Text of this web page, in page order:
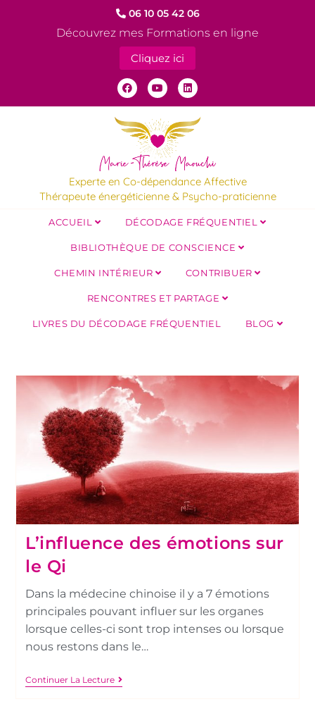
06 10 05 42 06
Découvrez mes Formations en ligne
Cliquez ici
Experte en Co-dépendance Affective
Thérapeute énergéticienne & Psycho-praticienne
ACCUEIL DÉCODAGE FRÉQUENTIEL
BIBLIOTHÈQUE DE CONSCIENCE
CHEMIN INTÉRIEUR CONTRIBUER
RENCONTRES ET PARTAGE
LIVRES DU DÉCODAGE FRÉQUENTIEL BLOG
L’influence des émotions sur
le Qi
Dans la médecine chinoise il y a 7 émotions
principales pouvant influer sur les organes
lorsque celles-ci sont trop intenses ou lorsque
nous restons dans le…
Continuer La Lecture